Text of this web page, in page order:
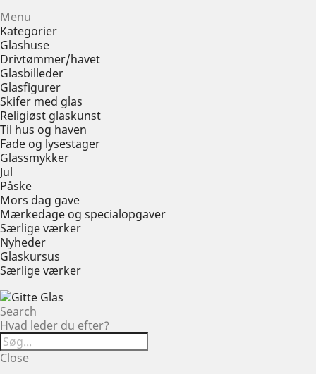
Menu
Kategorier
Glashuse
Drivtømmer/havet
Glasbilleder
Glasfigurer
Skifer med glas
Religiøst glaskunst
Til hus og haven
Fade og lysestager
Glassmykker
Jul
Påske
Mors dag gave
Mærkedage og specialopgaver
Særlige værker
Nyheder
Glaskursus
Særlige værker
Search
Hvad leder du efter?
Close